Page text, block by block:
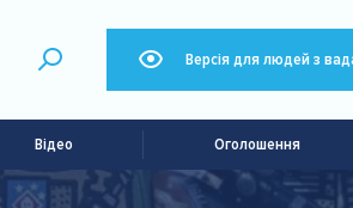
Версія для людей з
Відео Оголошення